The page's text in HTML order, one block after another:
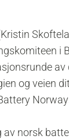
i
av
og veien
av norsk